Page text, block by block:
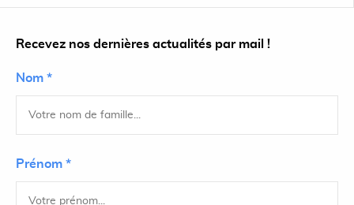
Recevez nos dernières actualités par mail !
Nom *
Prénom *